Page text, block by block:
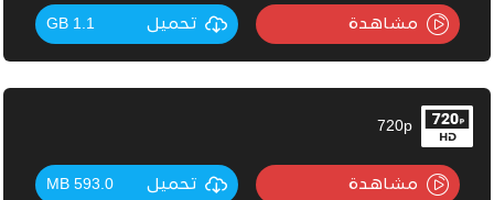
مشاهدة تحميل 1.1 GB
720p
مشاهدة تحميل 593.0 MB